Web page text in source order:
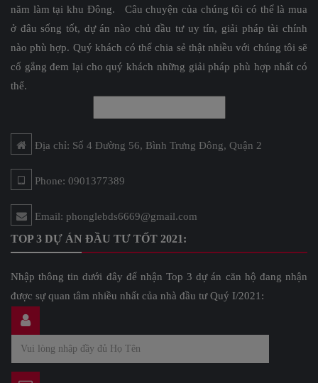
năm làm tại khu Đông. Câu chuyện của chúng tôi có thể là mua
ở đâu sống tốt, dự án nào chủ đầu tư uy tín, giải pháp tài chính
nào phù hợp. Quý khách có thể chia sẻ thật nhiều với chúng tôi sẽ
cố gắng đem lại cho quý khách những giải pháp phù hợp nhất có
thể.
Địa chỉ: Số 4 Đường 56, Bình Trưng Đông, Quận 2
Phone: 0901377389
Email: phonglebds6669@gmail.com
TOP 3 DỰ ÁN ĐẦU TƯ TỐT 2021:
Nhập thông tin dưới đây để nhận Top 3 dự án căn hộ đang nhận
được sự quan tâm nhiều nhất của nhà đầu tư Quý I/2021: